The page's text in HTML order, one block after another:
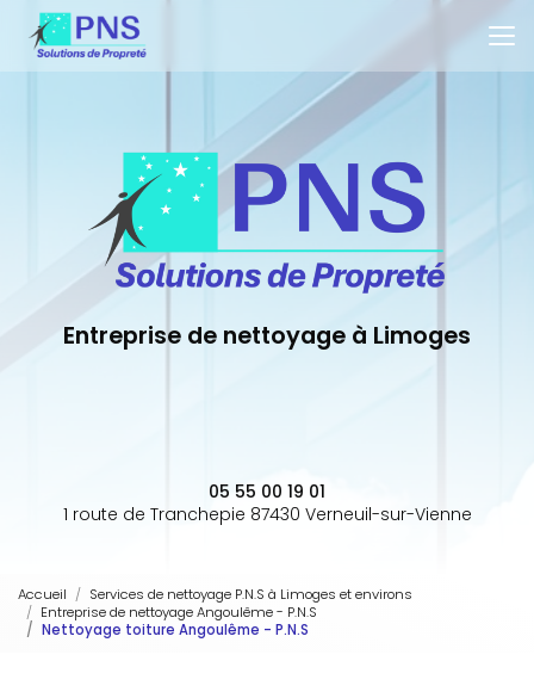
contenu
principal
Entreprise de nettoyage à Limoges
05 55 00 19 01
1 route de Tranchepie 87430 Verneuil-sur-Vienne
Accueil
Services de nettoyage P.N.S à Limoges et environs
Entreprise de nettoyage Angoulême - P.N.S
Nettoyage toiture Angoulême - P.N.S